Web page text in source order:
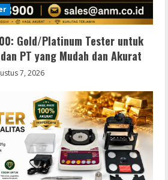
Gold/Platinum Tester untuk
PT yang Mudah dan Akurat
7, 2026